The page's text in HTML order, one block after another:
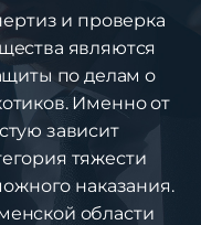
и проверка
являются
по делам о
Именно от
зависит
тяжести
наказания.
области